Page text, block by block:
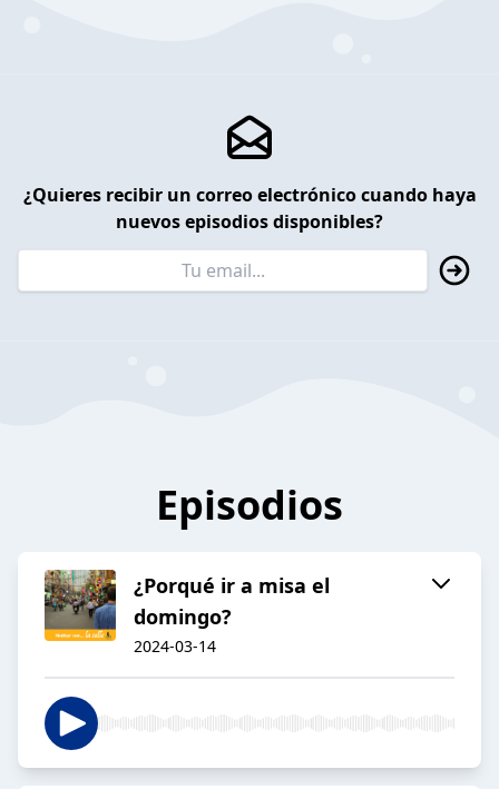
¿Quieres recibir un correo electrónico cuando haya
nuevos episodios disponibles?
Episodios
¿Porqué ir a misa el
domingo?
2024-03-14